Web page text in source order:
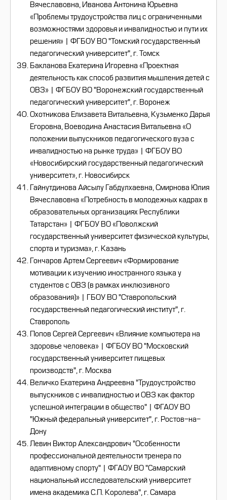
Вячеславовна, Иванова Антонина Юрьевна
«Проблемы трудоустройства лиц с ограниченными
возможностями здоровья и инвалидностью и пути их
решения» | ФГБОУ ВО "Томский государственный
педагогический университет", г. Томск
Бакланова Екатерина Игоревна «Проектная
деятельность как способ развития мышления детей с
ОВЗ» | ФГБОУ ВО "Воронежский государственный
педагогический университет", г. Воронеж
Охотникова Елизавета Витальевна, Кузьменко Дарья
Егоровна, Воеводина Анастасия Витальевна «О
положении выпускников педагогического вуза с
инвалидностью на рынке труда» | ФГБОУ ВО
«Новосибирский государственный педагогический
университет», г. Новосибирск
Гайнутдинова Айсылу Габдулхаевна, Смирнова Юлия
Вячеславовна «Потребность в молодежных кадрах в
образовательных организациях Республики
Татарстан» | ФГБОУ ВО «Поволжский
государственный университет физической культуры,
спорта и туризма», г. Казань
Гончаров Артем Сергеевич «Формирование
мотивации к изучению иностранного языка у
студентов с ОВЗ (в рамках инклюзивного
образования)» | ГБОУ ВО "Ставропольский
государственный педагогический институт", г.
Ставрополь
Попов Сергей Сергеевич «Влияние компьютера на
здоровье человека» | ФГБОУ ВО "Московский
государственный университет пищевых
производств", г. Москва
Величко Екатерина Андреевна "Трудоустройство
выпускников с инвалидностью и ОВЗ как фактор
успешной интеграции в общество" | ФГАОУ ВО
"Южный федеральный университет", г. Ростов-на-
Дону
Левин Виктор Александрович "Особенности
профессиональной деятельности тренера по
адаптивному спорту" | ФГАОУ ВО "Самарский
национальный исследовательский университет
имена академика С.П. Королева", г. Самара